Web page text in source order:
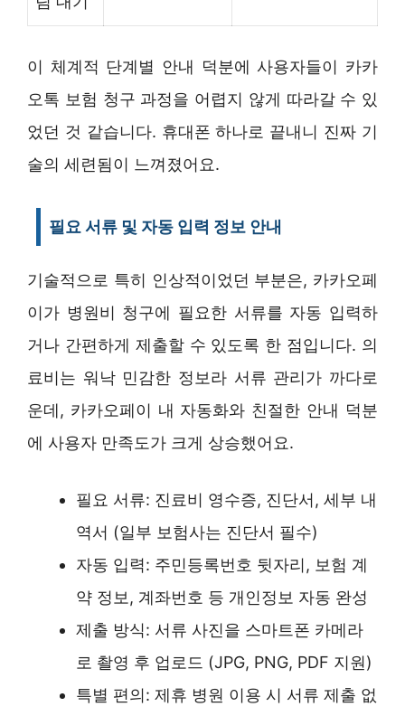
이 체계적 단계별 안내 덕분에 사용자들이 카카
오톡 보험 청구 과정을 어렵지 않게 따라갈 수 있
었던 것 같습니다. 휴대폰 하나로 끝내니 진짜 기
술의 세련됨이 느껴졌어요.
필요 서류 및 자동 입력 정보 안내
기술적으로 특히 인상적이었던 부분은, 카카오페
이가 병원비 청구에 필요한 서류를 자동 입력하
거나 간편하게 제출할 수 있도록 한 점입니다. 의
료비는 워낙 민감한 정보라 서류 관리가 까다로
운데, 카카오페이 내 자동화와 친절한 안내 덕분
에 사용자 만족도가 크게 상승했어요.
필요 서류: 진료비 영수증, 진단서, 세부 내
역서 (일부 보험사는 진단서 필수)
자동 입력: 주민등록번호 뒷자리, 보험 계
약 정보, 계좌번호 등 개인정보 자동 완성
제출 방식: 서류 사진을 스마트폰 카메라
로 촬영 후 업로드 (JPG, PNG, PDF 지원)
특별 편의: 제휴 병원 이용 시 서류 제출 없